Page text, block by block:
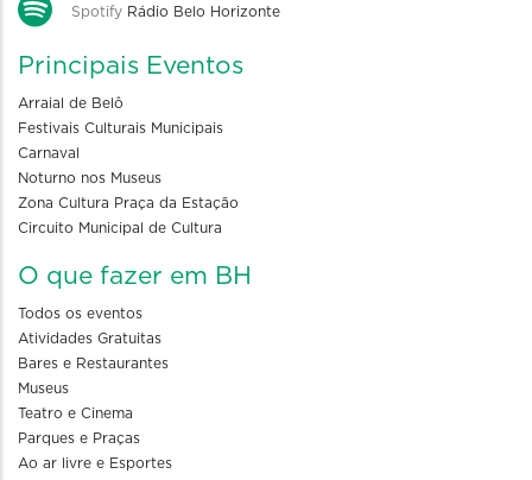
Spotify Rádio Belo Horizonte
Principais Eventos
Arraial de Belô
Festivais Culturais Municipais
Carnaval
Noturno nos Museus
Zona Cultura Praça da Estação
Circuito Municipal de Cultura
O que fazer em BH
Todos os eventos
Atividades Gratuitas
Bares e Restaurantes
Museus
Teatro e Cinema
Parques e Praças
Ao ar livre e Esportes